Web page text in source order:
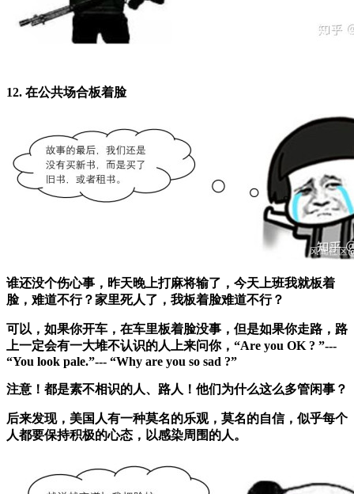
12. 在公共场合板着脸
谁还没个伤心事，昨天晚上打麻将输了，今天上班我就板着
脸，难道不行？家里死人了，我板着脸难道不行？
可以，如果你开车，在车里板着脸没事，但是如果你走路，路
上一定会有一大堆不认识的人上来问你， “Are you OK ? ”---
“You look pale.”--- “Why are you so sad ?”
注意！都是素不相识的人、路人！他们为什么这么多管闲事？
后来发现，美国人有一种莫名的乐观，莫名的自信，似乎每个
人都要保持积极的心态，以感染周围的人。